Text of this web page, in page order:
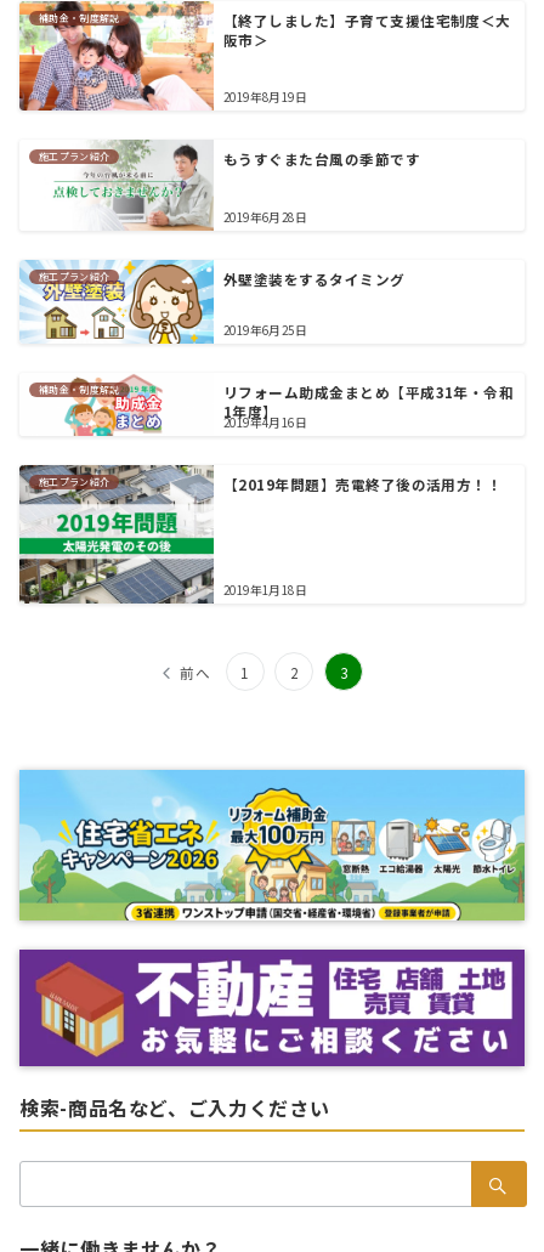
補助金・制度解説
【終了しました】子育て支援住宅制度＜大
阪市＞
2019年8月19日
施工プラン紹介 もうすぐまた台風の季節です
2019年6月28日
施工プラン紹介 外壁塗装をするタイミング
2019年6月25日
補助金・制度解説
リフォーム助成金まとめ【平成31年・令和
1年度】
2019年4月16日
施工プラン紹介 【2019年問題】売電終了後の活用方！！
2019年1月18日
ー
ジ
送
り
前へ 1 2 3
検索-商品名など、ご入力ください
索：